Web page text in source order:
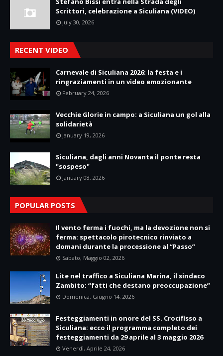
Scrittori, celebrazione a Siculiana (VIDEO)
July 30, 2026
RECENT VIDEO
Carnevale di Siculiana 2026: la festa e i
ringraziamenti in un video emozionante
February 24, 2026
Vecchie Glorie in campo: a Siculiana un gol alla
solidarietà
January 19, 2026
Siculiana, dagli anni Novanta il ponte resta
"sospeso"
January 08, 2026
POPULAR POSTS
Il vento ferma i fuochi, ma la devozione non si
ferma: spettacolo pirotecnico rinviato a
domani durante la processione al “Passo”
Sabato, Maggio 02, 2026
Lite nel traffico a Siculiana Marina, il sindaco
Zambito: “fatti che destano preoccupazione”
Domenica, Giugno 14, 2026
Festeggiamenti in onore del SS. Crocifisso a
Siculiana: ecco il programma completo dei
festeggiamenti da 29 aprile al 3 maggio 2026
Venerdì, Aprile 24, 2026